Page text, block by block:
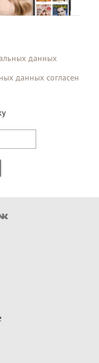
данных
данных согласен